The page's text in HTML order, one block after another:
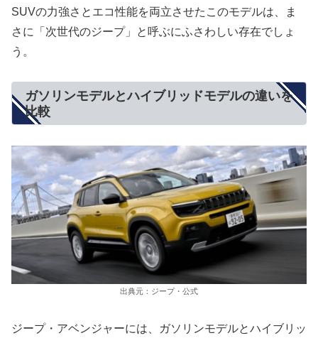
SUVの力強さとエコ性能を両立させたこのモデルは、ま
さに「次世代のジープ」と呼ぶにふさわしい存在でしょ
う。
ガソリンモデルとハイブリッドモデルの違いを
比較
出典元：ジープ・公式
ジープ・アベンジャーには、ガソリンモデルとハイブリッ